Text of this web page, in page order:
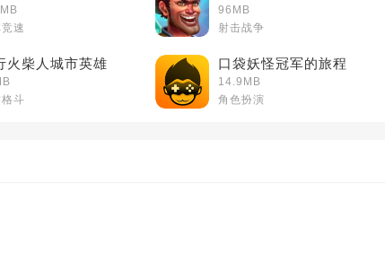
速
96MB
射击战争
火柴人城市英雄
斗
口袋妖怪冠军的旅程
14.9MB
角色扮演